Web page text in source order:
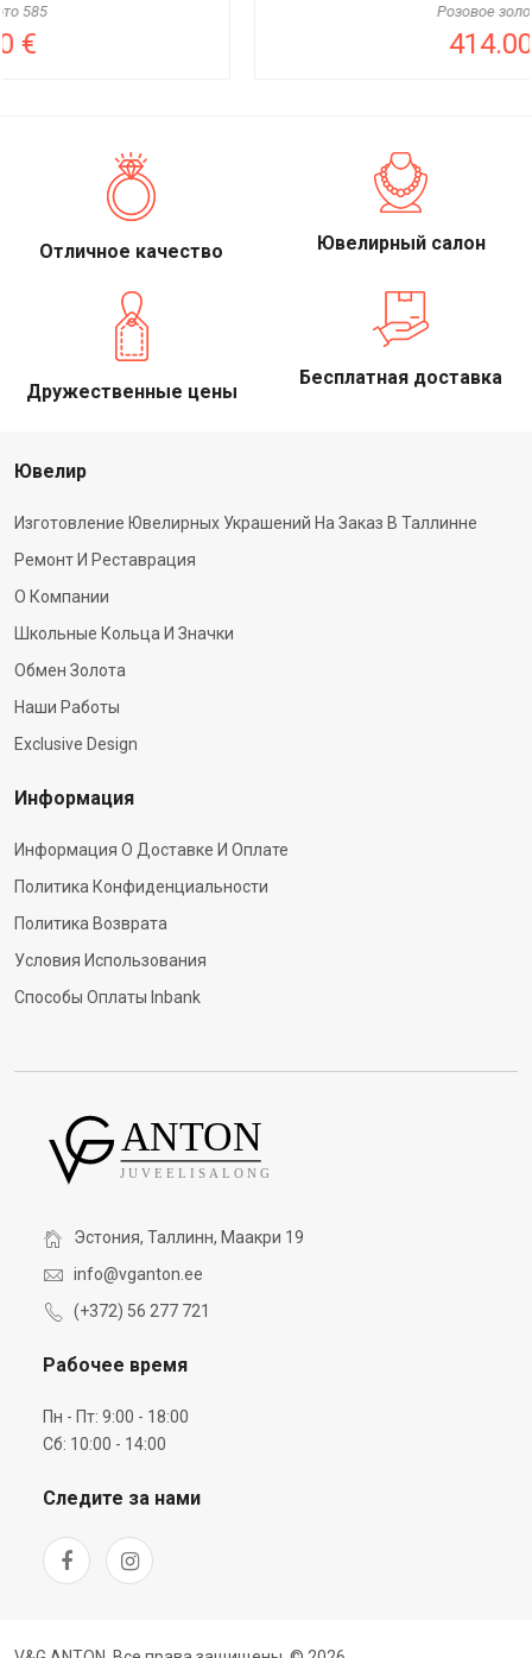
Отличное качество Ювелирный салон
Дружественные цены
Бесплатная доставка
Ювелир
Изготовление Ювелирных Украшений На Заказ В Таллинне
Ремонт И Реставрация
О Компании
Школьные Кольца И Значки
Обмен Золота
Наши Работы
Exclusive Design
Информация
Информация О Доставке И Оплате
Политика Конфиденциальности
Политика Возврата
Условия Использования
Способы Оплаты Inbank
Эстония, Таллинн, Маакри 19
info@vganton.ee
(+372) 56 277 721
Рабочее время
Пн - Пт: 9:00 - 18:00
Сб: 10:00 - 14:00
Следите за нами